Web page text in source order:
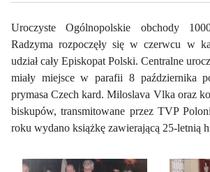
Uroczyste Ogólnopolskie obchody
Radzyma rozpoczęły się w czerwcu w
udział cały Episkopat Polski. Centralne
miały miejsce w parafii 8 października
prymasa Czech kard. Miloslava Vlka oraz
biskupów, transmitowane przez TVP
roku wydano książkę zawierającą 25-letnią